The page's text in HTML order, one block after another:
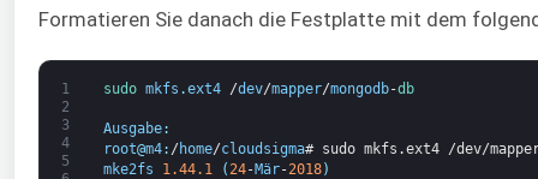
Formatieren Sie danach die Festplatte mit dem
1
2
3
4
5
sudo mkfs .ext4 /dev/mapper/mongodb-db
Ausgabe:
root@m4: / home/cloudsigma# sudo mkfs.ext4 /dev/
mke2fs
1.44.1 ( 24-Mär-2018)